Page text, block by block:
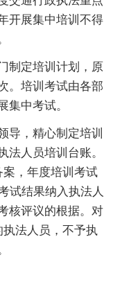
开展集中培训不得
制定培训计划，原
。培训考试由各部
集中考试。
导，精心制定培训
法人员培训台账。
，年度培训考试
试结果纳入执法人
核评议的根据。对
法人员，不予执